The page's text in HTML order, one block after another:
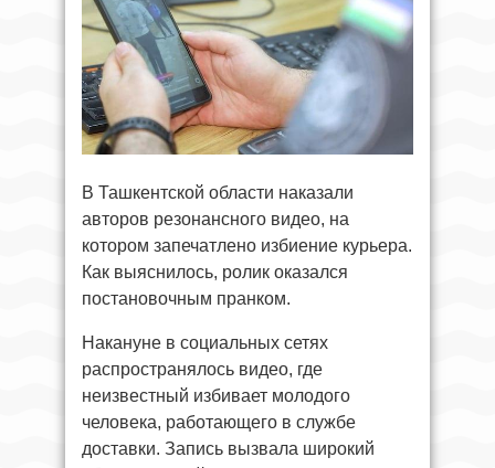
В Ташкентской области наказали
авторов резонансного видео, на
котором запечатлено избиение курьера.
Как выяснилось, ролик оказался
постановочным пранком.
Накануне в социальных сетях
распространялось видео, где
неизвестный избивает молодого
человека, работающего в службе
доставки. Запись вызвала широкий